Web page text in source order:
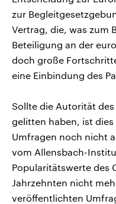
zur
Vertrag, die, was zum
Beteiligung an der
doch große
eine Einbindung des
Sollte die Autorität
gelitten haben, ist
Umfragen noch nicht
vom Allensbach-
Popularitätswerte des
Jahrzehnten nicht
veröffentlichten